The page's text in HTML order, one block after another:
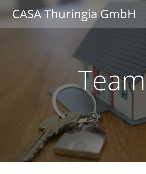
Inhalt
springen
CASA Thuringia GmbH
Team